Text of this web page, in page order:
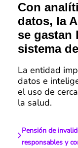
Con
datos, la
se gastan
sistema
La entidad
datos e
el uso de
la salud.
Pensión de
responsables y